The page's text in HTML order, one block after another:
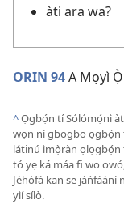
àti ara wa?
ORIN 94A Mọyì
^Ọgbọ́n tí Sólómọ́nì
wọn ní gbogbo ọgbọ́n
látinú ìmọ̀ràn ọlọgbọ́n
tó yẹ ká máa fi wo
Jèhófà kan ṣe
yìí sílò.